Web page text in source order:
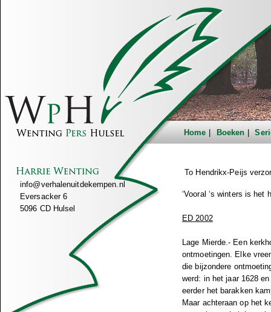
Home Boeken
info@verhalenuitdekempen.nl
Eversacker 6
5096 CD Hulsel
To Hendrikx-Peijs
‘Vooral ‘s winters is het
ED 2002
Lage Mierde.- Een
ontmoetingen. Elke
die bijzondere
werd: in het jaar 1628
eerder het barakken
Maar achteraan op het